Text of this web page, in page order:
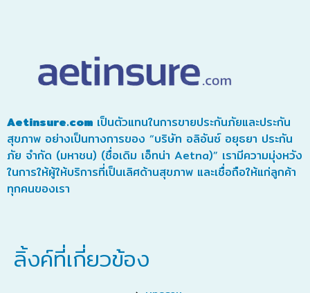
Aetinsure.com เป็นตัวแทนในการขายประกันภัยและประกัน
สุขภาพ อย่างเป็นทางการของ “บริษัท อลิอันซ์ อยุธยา ประกัน
ภัย จำกัด (มหาชน) (ชื่อเดิม เอ็ทน่า Aetna)” เรามีความมุ่งหวัง
ในการให้ผู้ให้บริการที่เป็นเลิศด้านสุขภาพ และเชื่อถือให้แก่ลูกค้า
ทุกคนของเรา
ลิ้งค์ที่เกี่ยวข้อง